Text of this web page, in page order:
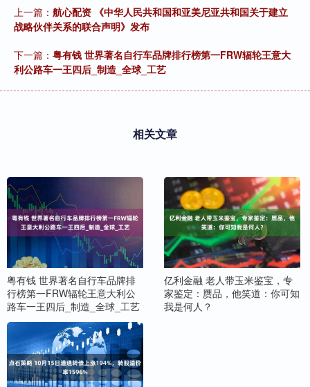
上一篇： 航心配资 《中华人民共和国和亚美尼亚共和国关于建立
战略伙伴关系的联合声明》发布
下一篇： 粤有钱 世界著名自行车品牌排行榜第一FRW辐轮王意大
利公路车一王四后_制造_全球_工艺
相关文章
粤有钱 世界著名自行车品牌排
行榜第一FRW辐轮王意大利公
路车一王四后_制造_全球_工艺
亿利金融 老人带玉米鉴宝，专
家鉴定：赝品，他笑道：你可知
我是何人？